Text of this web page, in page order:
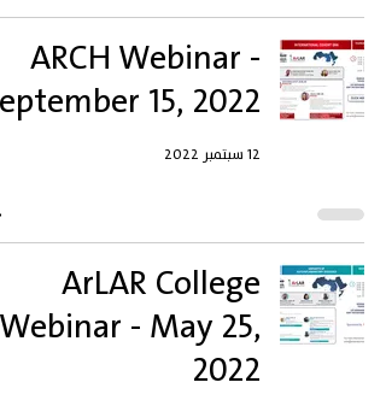
ARCH Webinar -
15, 2022
12 سبتمبر 2022
ArLAR College
Webinar - May 25,
2022